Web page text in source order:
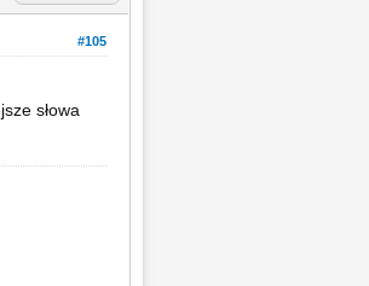
#105
słowa